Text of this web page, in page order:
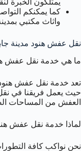
يمتلكون الخبرة
واثاث مكتبي
نقل عفش هنود مدينة
ما هي خدمة نقل عفش
تعد خدمة نقل عفش هنود
حيث يعمل فريقنا في
العفش من المساحات
لماذا خدمة نقل عفش
نحن نواكب كافة